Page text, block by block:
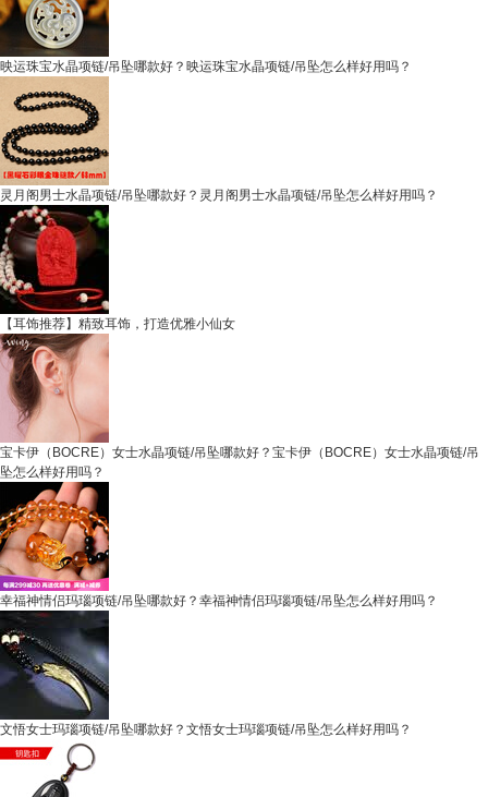
映运珠宝水晶项链/吊坠哪款好？映运珠宝水晶项链/吊坠怎么样好用吗？
灵月阁男士水晶项链/吊坠哪款好？灵月阁男士水晶项链/吊坠怎么样好用吗？
【耳饰推荐】精致耳饰，打造优雅小仙女
宝卡伊（BOCRE）女士水晶项链/吊坠哪款好？宝卡伊（BOCRE）女士水晶项链/吊
坠怎么样好用吗？
幸福神情侣玛瑙项链/吊坠哪款好？幸福神情侣玛瑙项链/吊坠怎么样好用吗？
文悟女士玛瑙项链/吊坠哪款好？文悟女士玛瑙项链/吊坠怎么样好用吗？